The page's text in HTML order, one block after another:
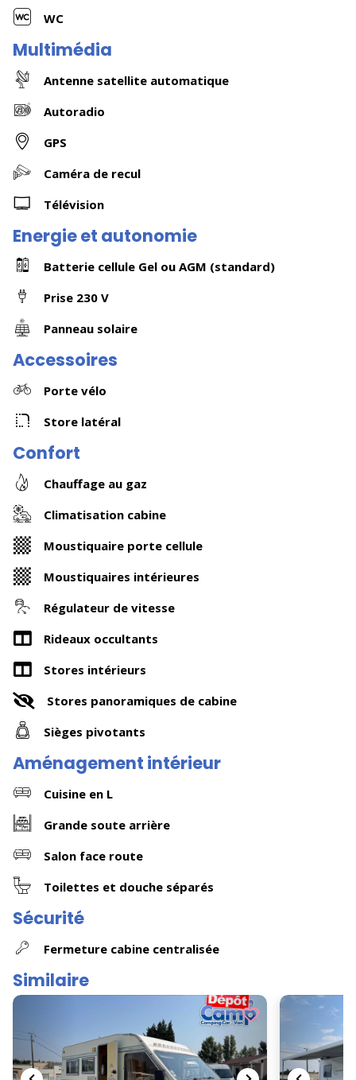
WC
Multimédia
Antenne satellite automatique
Autoradio
GPS
Caméra de recul
Télévision
Energie et autonomie
Batterie cellule Gel ou AGM (standard)
Prise 230 V
Panneau solaire
Accessoires
Porte vélo
Store latéral
Confort
Chauffage au gaz
Climatisation cabine
Moustiquaire porte cellule
Moustiquaires intérieures
Régulateur de vitesse
Rideaux occultants
Stores intérieurs
Stores panoramiques de cabine
Sièges pivotants
Aménagement intérieur
Cuisine en L
Grande soute arrière
Salon face route
Toilettes et douche séparés
Sécurité
Fermeture cabine centralisée
Similaire